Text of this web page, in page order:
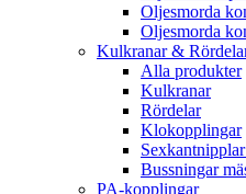
Oljesmorda
Oljesmorda
Kulkranar &
Alla produkter
Kulkranar
Rördelar
Klokopplingar
Bussningar
PA-kopplingar